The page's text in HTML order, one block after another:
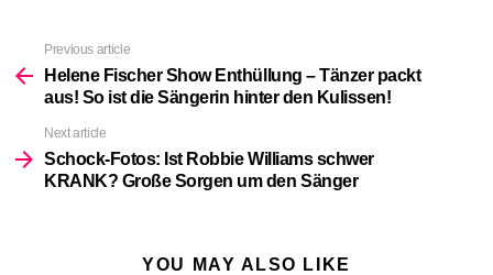
more
Previous article
Helene Fischer Show Enthüllung – Tänzer packt
aus! So ist die Sängerin hinter den Kulissen!
Next article
Schock-Fotos: Ist Robbie Williams schwer
KRANK? Große Sorgen um den Sänger
YOU MAY ALSO LIKE